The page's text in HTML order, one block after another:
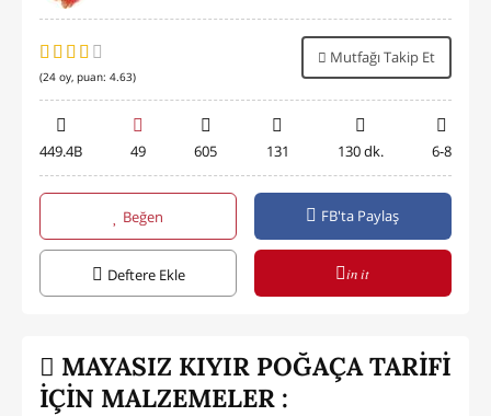
(24 oy, puan: 4.63)
Mutfağı Takip Et
449.4B 49 605 131 130 dk. 6-8
Beğen FB'ta Paylaş
Deftere Ekle in it
MAYASIZ KIYIR POĞAÇA TARİFİ
İÇİN MALZEMELER :